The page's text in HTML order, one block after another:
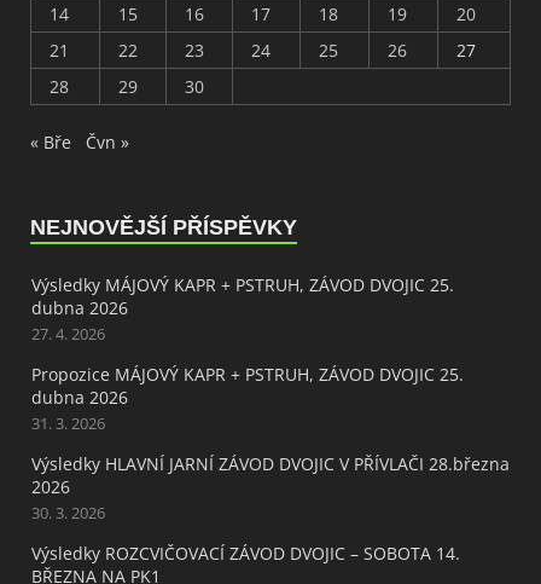
14
15 16 17 18 19
20
21
22 23 24 25 26
27
28
29 30
« Bře Čvn »
NEJNOVĚJŠÍ PŘÍSPĚVKY
Výsledky MÁJOVÝ KAPR + PSTRUH, ZÁVOD DVOJIC 25.
dubna 2026
27. 4. 2026
Propozice MÁJOVÝ KAPR + PSTRUH, ZÁVOD DVOJIC 25.
dubna 2026
31. 3. 2026
Výsledky HLAVNÍ JARNÍ ZÁVOD DVOJIC V PŘÍVLAČI 28.března
2026
30. 3. 2026
Výsledky ROZCVIČOVACÍ ZÁVOD DVOJIC – SOBOTA 14.
BŘEZNA NA PK1